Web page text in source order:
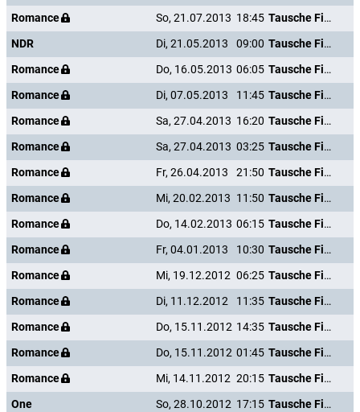
Romance
So, 21.07.2013 18:45
Tausche Firma gegen Haushalt
NDR
Di, 21.05.2013 09:00
Tausche Firma gegen Haushalt
Romance
Do, 16.05.2013 06:05
Tausche Firma gegen Haushalt
Romance
Di, 07.05.2013 11:45
Tausche Firma gegen Haushalt
Romance
Sa, 27.04.2013 16:20
Tausche Firma gegen Haushalt
Romance
Sa, 27.04.2013 03:25
Tausche Firma gegen Haushalt
Romance
Fr, 26.04.2013 21:50
Tausche Firma gegen Haushalt
Romance
Mi, 20.02.2013 11:50
Tausche Firma gegen Haushalt
Romance
Do, 14.02.2013 06:15
Tausche Firma gegen Haushalt
Romance
Fr, 04.01.2013 10:30
Tausche Firma gegen Haushalt
Romance
Mi, 19.12.2012 06:25
Tausche Firma gegen Haushalt
Romance
Di, 11.12.2012 11:35
Tausche Firma gegen Haushalt
Romance
Do, 15.11.2012 14:35
Tausche Firma gegen Haushalt
Romance
Do, 15.11.2012 01:45
Tausche Firma gegen Haushalt
Romance
Mi, 14.11.2012 20:15
Tausche Firma gegen Haushalt
One
So, 28.10.2012 17:15
Tausche Firma gegen Haushalt